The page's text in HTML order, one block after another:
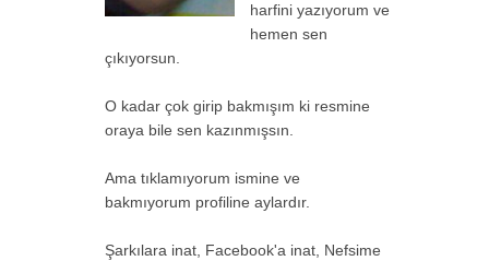
harfini yazıyorum ve
hemen sen
çıkıyorsun.
O kadar çok girip bakmışım ki resmine
oraya bile sen kazınmışsın.
Ama tıklamıyorum ismine ve
bakmıyorum profiline aylardır.
Şarkılara inat, Facebook'a inat, Nefsime